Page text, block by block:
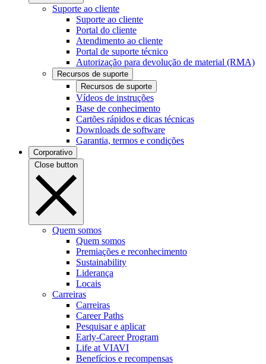
Suporte ao cliente
Suporte ao cliente
Portal do cliente
Atendimento ao cliente
Portal de suporte técnico
Autorização para devolução de material (RMA)
Recursos de suporte
Recursos de suporte
Vídeos de instruções
Base de conhecimento
Cartões rápidos e dicas técnicas
Downloads de software
Garantia, termos e condições
Corporativo
Close button
Quem somos
Quem somos
Premiações e reconhecimento
Sustainability
Liderança
Locais
Carreiras
Carreiras
Career Paths
Pesquisar e aplicar
Early-Career Program
Life at VIAVI
Benefícios e recompensas